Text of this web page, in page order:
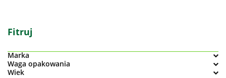
Fitruj
Marka
Waga opakowania
Wiek